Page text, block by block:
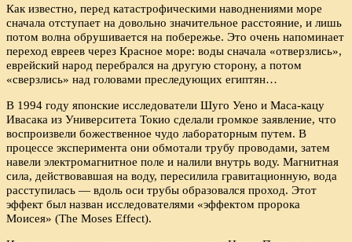
Как известно, перед катастрофическими наводнениями море
сначала отступает на довольно значительное расстояние, и лишь
потом волна обрушивается на побережье. Это очень напоминает
переход евреев через Красное море: воды сначала «отверзлись»,
еврейский народ перебрался на другую сторону, а потом
«сверзлись» над головами преследующих египтян…
В 1994 году японские исследователи Шуго Уено и Маса-кацу
Ивасака из Университета Токио сделали громкое заявление, что
воспроизвели божественное чудо лабораторным путем. В
процессе эксперимента они обмотали трубу проводами, затем
навели электромагнитное поле и налили внутрь воду. Магнитная
сила, действовавшая на воду, пересилила гравитационную, вода
расступилась — вдоль оси трубы образовался проход. Этот
эффект был назван исследователями «эффектом пророка
Моисея» (The Moses Effect).